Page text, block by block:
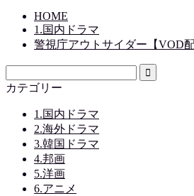
HOME
1.国内ドラマ
警視庁アウトサイダー【VOD配
カテゴリー
1.国内ドラマ
2.海外ドラマ
3.韓国ドラマ
4.邦画
5.洋画
6.アニメ